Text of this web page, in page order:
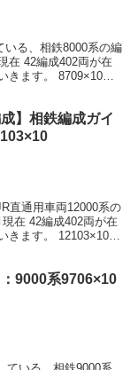
いる、相鉄8000系の編
在 42編成402両が在
きます。 8709×10の
】相鉄編成ガイ
直通用車両12000系の
在 42編成402両が在
きます。 12103×10の
9000系9706×10